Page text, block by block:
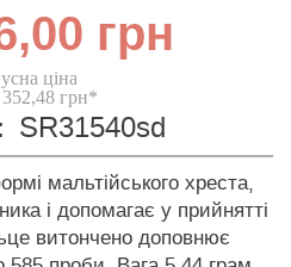
грн
ціна
352,48 грн*
SR31540sd
мальтійського хреста,
і допомагає у прийнятті
витончено доповнює